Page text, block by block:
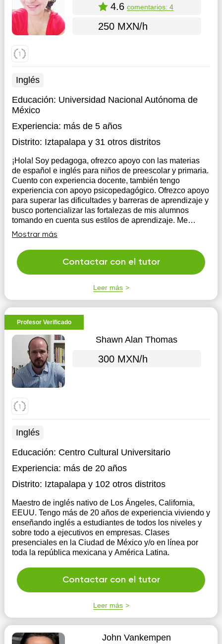
4.6 comentarios: 4
250 MXN/h
Inglés
Educación: Universidad Nacional Autónoma de
México
Experiencia: más de 5 años
Distrito: Iztapalapay 31 otros distritos
¡Hola! Soy pedagoga, ofrezco apoyo con las materias
de español e inglés para niños de preescolar y primaria.
Cuento con experiencia docente, también tengo
experiencia con apoyo psicopedagógico. Ofrezco apoyo
para superar las dificultades y barreras de aprendizaje y
busco portencializar las fortalezas de mis alumnos
tomando en cuenta sus estilos de aprendizaje. Me
apasiona trabajar con mis alumnos y descubrir el mundo
con ellos.
Mostrar más
Contactar con el tutor
Leer más
Profesor Verificado
Shawn Alan Thomas
300 MXN/h
Inglés
Educación: Centro Cultural Universitario
Experiencia: más de 20 años
Distrito: Iztapalapay 102 otros distritos
Maestro de inglés nativo de Los Ángeles, California,
EEUU. Tengo más de 20 años de experiencia viviendo y
enseñando inglés a estudiantes de todos los niveles y
sobre todo a ejecutivos en empresas. Clases
presenciales en la Ciudad de México y/o en línea por
toda la república mexicana y América Latina.
Contactar con el tutor
Leer más
John Vankempen